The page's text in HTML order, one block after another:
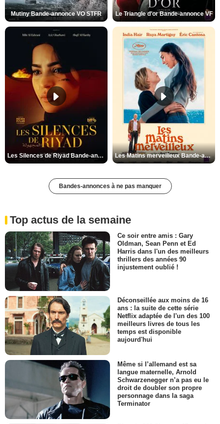
Mutiny Bande-annonce VO STFR Le Triangle d'or Bande-annonce VF
Les Silences de Riyad Bande-annonce VO STFR Les Matins merveilleux Bande-annonce VF
Bandes-annonces à ne pas manquer
Top actus de la semaine
Ce soir entre amis : Gary
Oldman, Sean Penn et Ed
Harris dans l'un des meilleurs
thrillers des années 90
injustement oublié !
Déconseillée aux moins de 16
ans : la suite de cette série
Netflix adaptée de l'un des 100
meilleurs livres de tous les
temps est disponible
aujourd'hui
Même si l’allemand est sa
langue maternelle, Arnold
Schwarzenegger n’a pas eu le
droit de doubler son propre
personnage dans la saga
Terminator